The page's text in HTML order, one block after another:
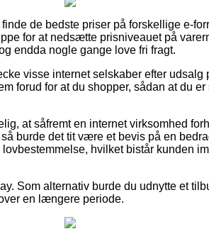
de bedste priser på forskellige e-
for at nedsætte prisniveauet på
endda nogle gange love fri fragt.
visse internet selskaber efter udsalg
forud for at du shopper, sådan at du
at såfremt en internet virksomhed
burde det tit være et bevis på en
hvilket bistår kunden
Som alternativ burde du udnytte et
en længere periode.